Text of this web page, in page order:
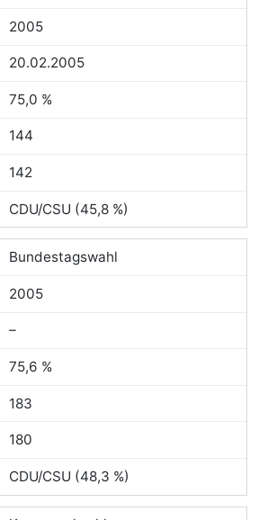
2005
20.02.2005
75,0 %
144
142
CDU/CSU (45,8 %)
Bundestagswahl
2005
–
75,6 %
183
180
CDU/CSU (48,3 %)